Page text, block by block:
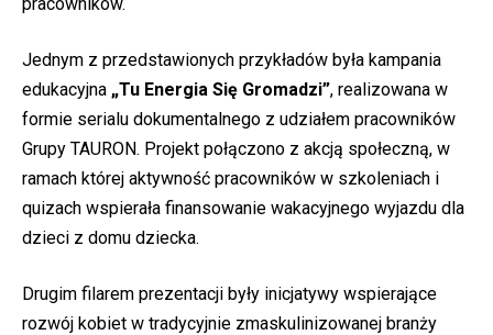
Jednym z przedstawionych przykładów była kampania
edukacyjna „Tu Energia Się Gromadzi”, realizowana w
formie serialu dokumentalnego z udziałem pracowników
Grupy TAURON. Projekt połączono z akcją społeczną, w
ramach której aktywność pracowników w szkoleniach i
quizach wspierała finansowanie wakacyjnego wyjazdu dla
dzieci z domu dziecka.
Drugim filarem prezentacji były inicjatywy wspierające
rozwój kobiet w tradycyjnie zmaskulinizowanej branży